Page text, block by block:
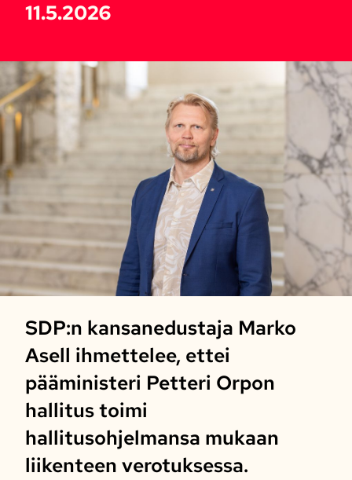
11.5.2026
SDP:n kansanedustaja Marko
Asell ihmettelee, ettei
pääministeri Petteri Orpon
hallitus toimi
hallitusohjelmansa mukaan
liikenteen verotuksessa.